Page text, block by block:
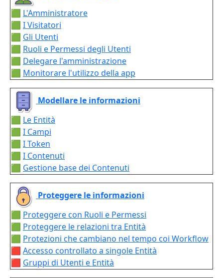
🟩 L'Amministratore
🟩 I Visitatori
🟩 Gli Utenti
🟩 Ruoli e Permessi degli Utenti
🟩 Delegare l'amministrazione
🟩 Monitorare l'utilizzo della app
Modellare le informazioni
🟩 Le Entità
🟩 I Campi
🟩 I Token
🟩 I Contenuti
🟩 Gestione base dei Contenuti
Proteggere le informazioni
🟩 Proteggere con Ruoli e Permessi
🟩 Proteggere le relazioni tra Entità
🟩 Protezioni che cambiano nel tempo coi Workflow
🟥 Accesso controllato a singole Entità
🟥 Gruppi di Utenti e Entità